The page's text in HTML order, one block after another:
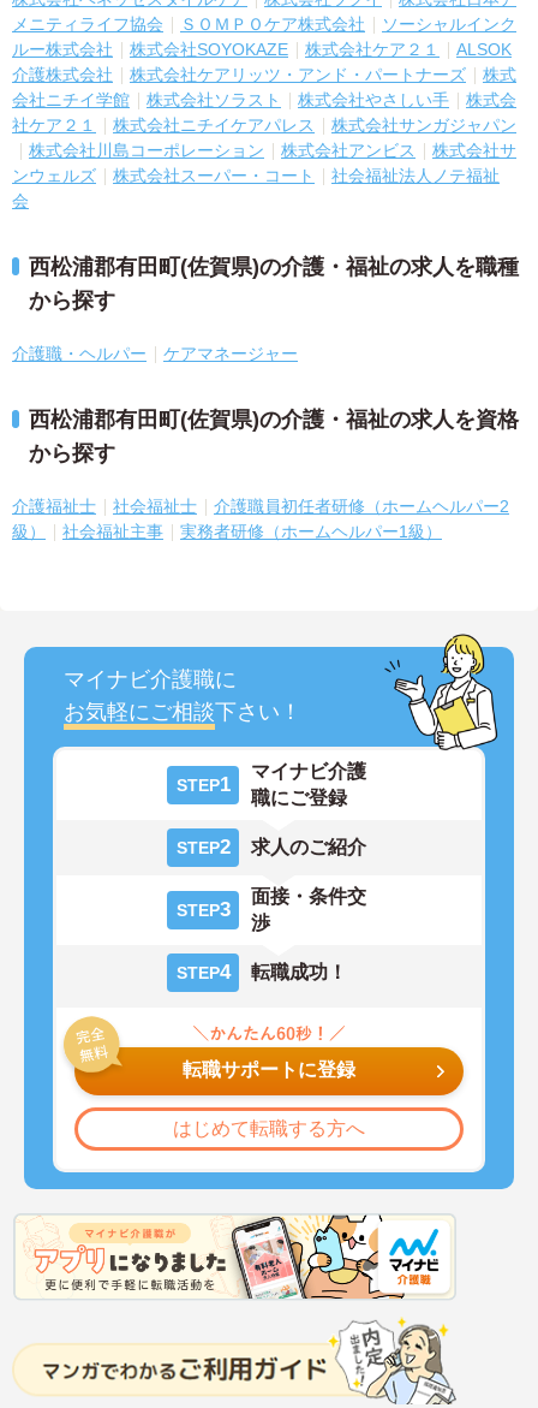
メニティライフ協会
ＳＯＭＰＯケア株式会社
ソーシャルインク
ルー株式会社
株式会社SOYOKAZE 株式会社ケア２１
ALSOK
介護株式会社
株式会社ケアリッツ・アンド・パートナーズ
株式
会社ニチイ学館
株式会社ソラスト 株式会社やさしい手
株式会
社ケア２１
株式会社ニチイケアパレス
株式会社サンガジャパン
株式会社川島コーポレーション
株式会社アンビス
株式会社サ
ンウェルズ
株式会社スーパー・コート
社会福祉法人ノテ福祉
会
西松浦郡有田町(佐賀県)の介護・福祉の求人を職種
から探す
介護職・ヘルパー ケアマネージャー
西松浦郡有田町(佐賀県)の介護・福祉の求人を資格
から探す
介護福祉士 社会福祉士
介護職員初任者研修（ホームヘルパー2
級）
社会福祉主事 実務者研修（ホームヘルパー1級）
マイナビ介護職に
お気軽にご相談下さい！
STEP1
マイナビ介護
職にご登録
STEP2 求人のご紹介
STEP3
面接・条件交
渉
STEP4 転職成功！
転職サポートに登録
はじめて転職する方へ